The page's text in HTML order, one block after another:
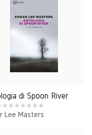
di Spoon River
Lee Masters